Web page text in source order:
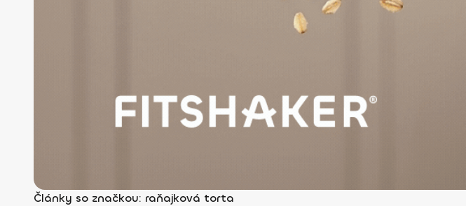
Články so značkou: raňajková torta